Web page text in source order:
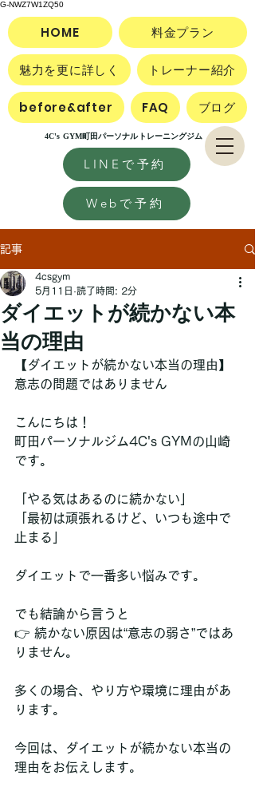
G-NWZ7W1ZQ50
LINEで予約
Webで予約
4C's GYM町田パーソナルトレーニングジム
HOME 料金プラン
魅力を更に詳しく トレーナー紹介
before&after FAQ ブログ
記事
ダイエットが続かない本
当の理由
4csgym
5月11日 読了時間: 2分
【ダイエットが続かない本当の理由】
意志の問題ではありません
こんにちは！
町田パーソナルジム4C's GYMの山崎
です。
「やる気はあるのに続かない」
「最初は頑張れるけど、いつも途中で
止まる」
ダイエットで一番多い悩みです。
でも結論から言うと
👉 続かない原因は“意志の弱さ”ではあ
りません。
多くの場合、やり方や環境に理由があ
ります。
今回は、ダイエットが続かない本当の
理由をお伝えします。